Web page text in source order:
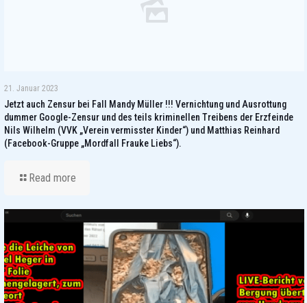
21. Januar 2023
Jetzt auch Zensur bei Fall Mandy Müller !!! Vernichtung und Ausrottung
dummer Google-Zensur und des teils kriminellen Treibens der Erzfeinde
Nils Wilhelm (VVK „Verein vermisster Kinder“) und Matthias Reinhard
(Facebook-Gruppe „Mordfall Frauke Liebs“).
Read more